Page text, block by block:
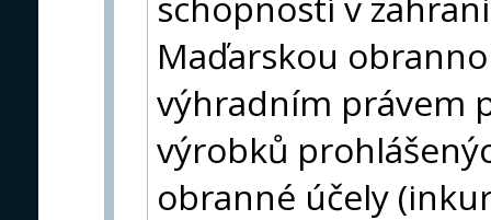
Maďarskou
výhradním právem
výrobků
obranné účely